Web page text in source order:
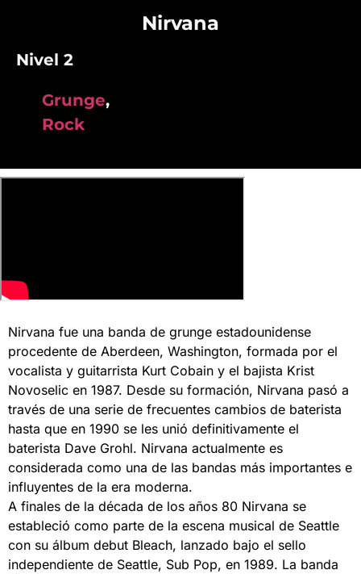
Nirvana
Nivel 2
Grunge,
Rock
Nirvana fue una banda de grunge estadounidense
procedente de Aberdeen, Washington, formada por el
vocalista y guitarrista Kurt Cobain y el bajista Krist
Novoselic en 1987. Desde su formación, Nirvana pasó a
través de una serie de frecuentes cambios de baterista
hasta que en 1990 se les unió definitivamente el
baterista Dave Grohl. Nirvana actualmente es
considerada como una de las bandas más importantes e
influyentes de la era moderna.
A finales de la década de los años 80 Nirvana se
estableció como parte de la escena musical de Seattle
con su álbum debut Bleach, lanzado bajo el sello
independiente de Seattle, Sub Pop, en 1989. La banda